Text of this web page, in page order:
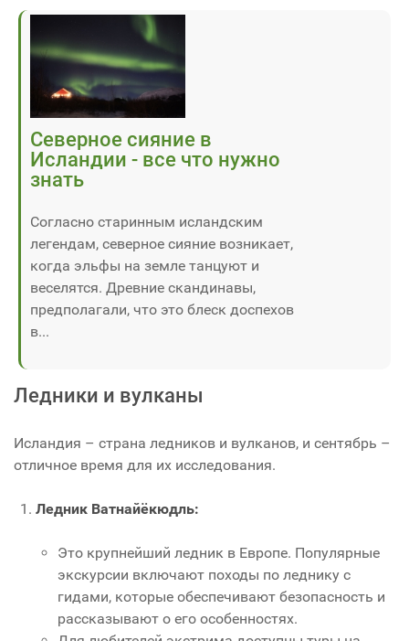
Северное сияние в
Исландии - все что нужно
знать
Согласно старинным исландским
легендам, северное сияние возникает,
когда эльфы на земле танцуют и
веселятся. Древние скандинавы,
предполагали, что это блеск доспехов
в...
Ледники и вулканы
Исландия – страна ледников и вулканов, и сентябрь –
отличное время для их исследования.
Ледник Ватнайёкюдль:
Это крупнейший ледник в Европе. Популярные
экскурсии включают походы по леднику с
гидами, которые обеспечивают безопасность и
рассказывают о его особенностях.